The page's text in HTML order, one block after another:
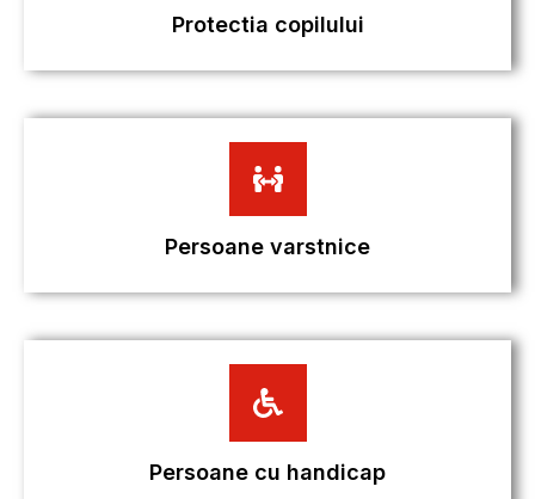
Protectia copilului
Persoane varstnice
Persoane cu handicap